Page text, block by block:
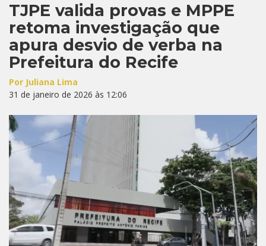
TJPE valida provas e MPPE
retoma investigação que
apura desvio de verba na
Prefeitura do Recife
Por Juliana Lima
31 de janeiro de 2026 às 12:06